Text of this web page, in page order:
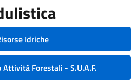
Idriche
Attività Forestali - S.U.A.F.